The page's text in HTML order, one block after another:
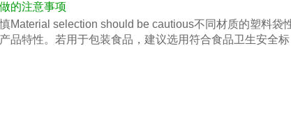
的注意事项
​Material selection should be cautious不同材质的塑料袋
品特性。若用于包装食品，建议选用符合食品卫生安全标